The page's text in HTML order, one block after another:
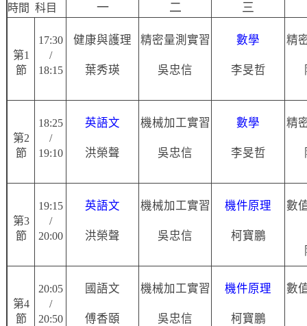
時間 科目
一 二 三
第1
節
17:30
/
18:15
健康與護理
葉秀瑛
精密量測實習
吳忠信
數學
李旻哲
精
第2
節
18:25
/
19:10
英語文
洪榮聲
機械加工實習
吳忠信
數學
李旻哲
精
第3
節
19:15
/
20:00
英語文
洪榮聲
機械加工實習
吳忠信
機件原理
柯寶鵬
數
第4
節
20:05
/
20:50
國語文
傅香頤
機械加工實習
吳忠信
機件原理
柯寶鵬
數